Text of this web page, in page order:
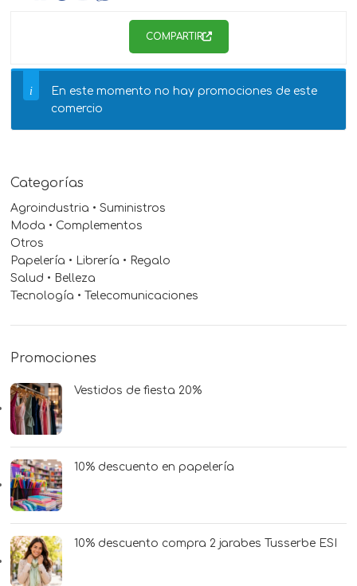
Categorías
Agroindustria • Suministros
Moda • Complementos
Otros
Papelería • Librería • Regalo
Salud • Belleza
Tecnología • Telecomunicaciones
Promociones
Vestidos de fiesta 20%
10% descuento en papelería
10% descuento compra 2 jarabes Tusserbe ESI
COMPARTIR
En este momento no hay promociones de este
comercio